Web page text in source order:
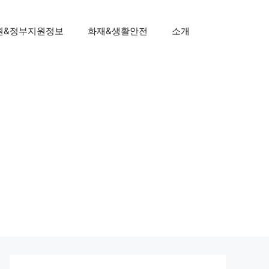
&정부지원정보 화재&생활안전 소개